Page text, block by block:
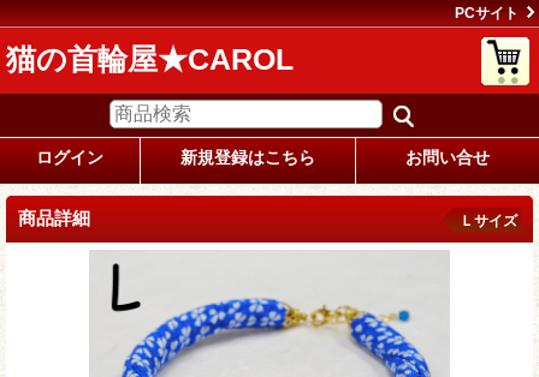
PCサイト
猫の首輪屋★CAROL
ログイン 新規登録はこちら お問い合せ
商品詳細 Ｌサイズ